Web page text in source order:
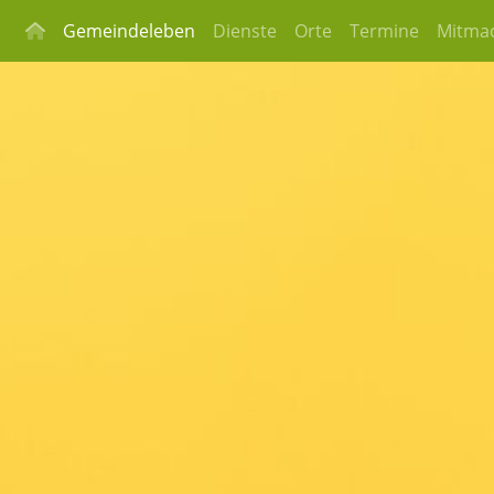
Gemeindeleben Dienste Orte Termine